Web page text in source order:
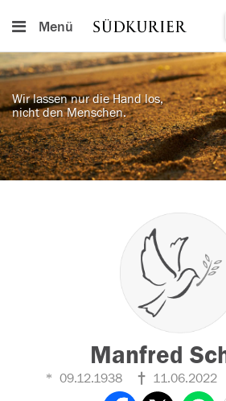
Menü
Wir lassen nur die Hand los,
nicht den Menschen.
Manfred
09.12.1938 11.06.2022